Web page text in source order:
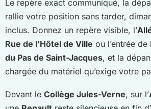
Le repère exact communiqué, la
rallie votre position sans tarder,
inclus. Donnez un repère visible, l’
Rue de l’Hôtel de Ville ou l’entrée de
du Pas de Saint-Jacques, et la
chargée du matériel qu’exige votre
Devant le Collège Jules-Verne, sur l’